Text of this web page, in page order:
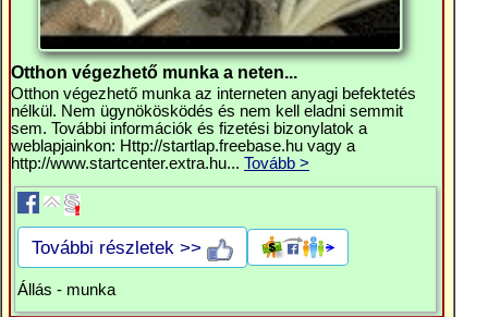
Otthon végezhető munka a neten...
Otthon végezhető munka az interneten anyagi befektetés
nélkül. Nem ügynökösködés és nem kell eladni semmit
sem. További információk és fizetési bizonylatok a
weblapjainkon: Http://startlap.freebase.hu vagy a
http://www.startcenter.extra.hu... Tovább >
További részletek >>
Állás - munka